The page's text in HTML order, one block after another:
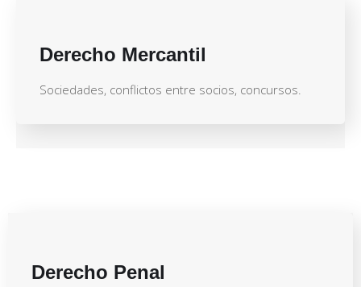
Derecho Mercantil
Sociedades, conflictos entre socios, concursos.
Derecho Penal